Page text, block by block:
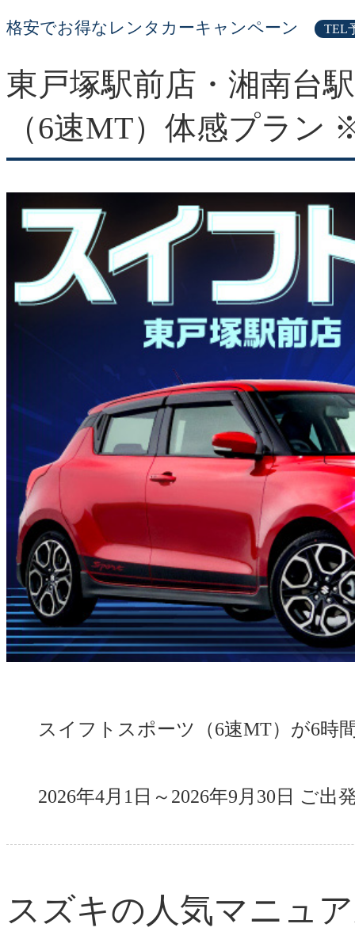
格安でお得なレンタカーキャンペーン TEL
東戸塚駅前店・湘南台
（6速MT）体感プラン
スイフトスポーツ（6速MT）が6時
2026年4月1日～2026年9月30日 ご出
スズキの人気マニュ